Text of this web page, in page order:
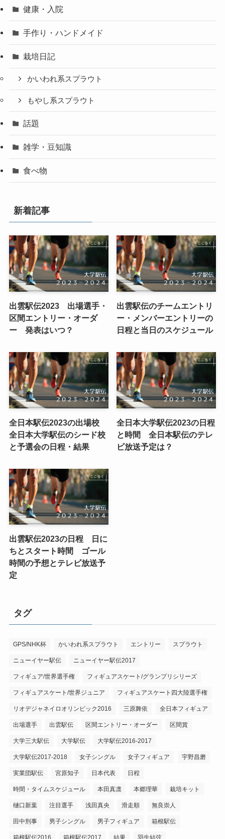
健康・入院
手作り・ハンドメイド
栽培日記
かいわれ系スプラウト
もやし系スプラウト
話題
雑学・豆知識
食べ物
新着記事
出雲駅伝2023 出場選手・
区間エントリー・オーダ
ー 発表はいつ？
出雲駅伝のチームエントリ
ー・メンバーエントリーの
日程と当日のスケジュール
全日本駅伝2023の出場校
全日本大学駅伝のシード校
と予選会の日程・結果
全日本大学駅伝2023の日程
と時間 全日本駅伝のテレ
ビ放送予定は？
出雲駅伝2023の日程 日に
ちとスタート時間 ゴール
時間の予想とテレビ放送予
定
タグ
GPS/NHK杯 かいわれ系スプラウト エントリー スプラウト
ニューイヤー駅伝 ニューイヤー駅伝2017
フィギュア/世界選手権 フィギュアスケート/グランプリシリーズ
フィギュアスケート/世界ジュニア フィギュアスケート四大陸選手権
リオデジャネイロオリンピック2016 三原舞依 全日本フィギュア
出場選手 出雲駅伝 区間エントリー・オーダー 区間賞
大学三大駅伝 大学駅伝 大学駅伝2016-2017
大学駅伝2017-2018 女子シングル 女子フィギュア 宇野昌磨
実業団駅伝 宮原知子 日本代表 日程
時間・タイムスケジュール 本田真凛 本郷理華 栽培キット
樋口新葉 注目選手 浅田真央 滑走順 無良崇人
田中刑事 男子シングル 男子フィギュア 箱根駅伝
箱根駅伝2016 箱根駅伝2017 結果 羽生結弦